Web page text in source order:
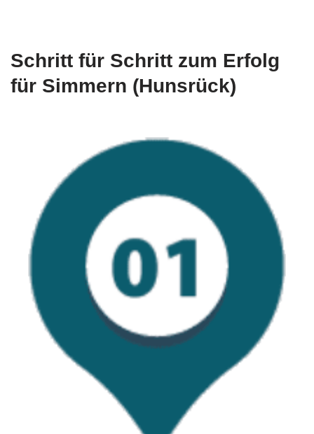
Schritt für Schritt zum Erfolg
für Simmern (Hunsrück)